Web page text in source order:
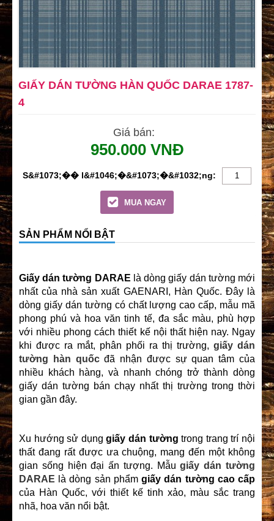
GIẤY DÁN TƯỜNG HÀN QUỐC DARAE 1787-
4
Giá bán:
950.000 VNĐ
MUA NGAY
SẢN PHẨM NỔI BẬT
Giấy dán tường DARAE là dòng giấy dán tường mới
nhất của nhà sản xuất GAENARI, Hàn Quốc. Đây là
dòng giấy dán tường có chất lượng cao cấp, mẫu mã
phong phú và hoa văn tinh tế, đa sắc màu, phù hợp
với nhiều phong cách thiết kế nội thất hiện nay. Ngay
khi được ra mắt, phân phối ra thị trường, giấy dán
tường hàn quốc đã nhận được sự quan tâm của
nhiều khách hàng, và nhanh chóng trở thành dòng
giấy dán tường bán chạy nhất thị trường trong thời
gian gần đây.
Xu hướng sử dụnggiấy dán tường trong trang trí nội
thất đang rất được ưa chuộng, mang đến một không
gian sống hiện đại ấn tượng. Mẫugiấy dán tường
DARAE là dòng sản phẩmgiấy dán tường cao cấp
của Hàn Quốc, với thiết kế tinh xảo, màu sắc trang
nhã, hoa văn nổi bật.